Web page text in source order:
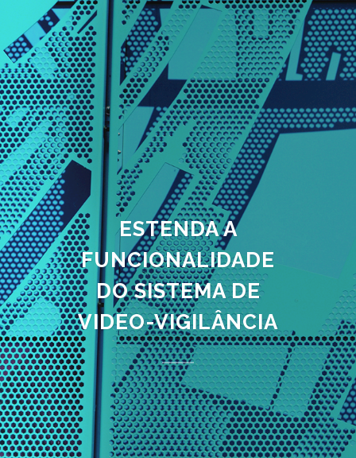
ESTENDA A
FUNCIONALIDADE
DO SISTEMA DE
VIDEO-VIGILÂNCIA